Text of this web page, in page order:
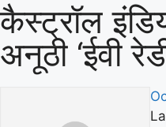
कैस्‍ट्रॉल
अनूठी ‘ईवी